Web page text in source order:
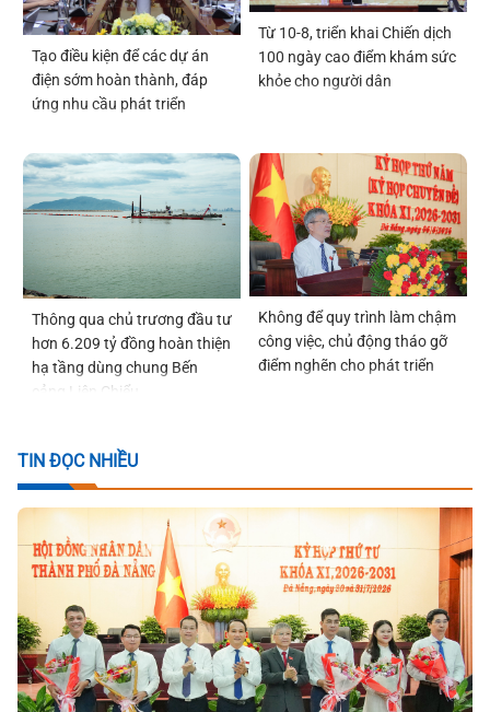
Tạo điều kiện để các dự án
điện sớm hoàn thành, đáp
ứng nhu cầu phát triển
Từ 10-8, triển khai Chiến dịch
100 ngày cao điểm khám sức
khỏe cho người dân
Thông qua chủ trương đầu tư
hơn 6.209 tỷ đồng hoàn thiện
hạ tầng dùng chung Bến
cảng Liên Chiểu
Không để quy trình làm chậm
công việc, chủ động tháo gỡ
điểm nghẽn cho phát triển
TIN ĐỌC NHIỀU